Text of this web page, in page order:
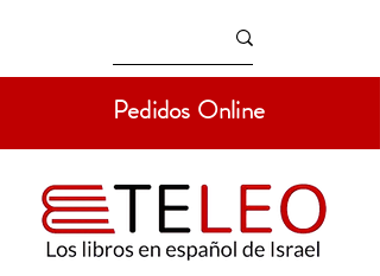
Pedidos Online